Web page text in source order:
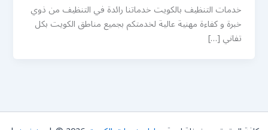
خدمات التنظيف بالكويت خدماتنا رائدة في التنظيف من ذوي
خبرة و كفاءة مهنية عالية لخدمتكم بجميع مناطق الكويت بكل
تفاني […]